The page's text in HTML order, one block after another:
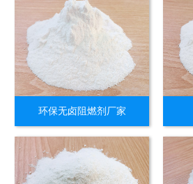
环保无卤阻燃剂厂家